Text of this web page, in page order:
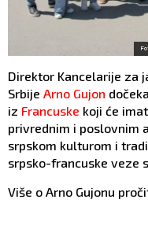
Direktor Kancelarije za
Srbije Arno Gujon
iz Francuske koji će
privrednim i poslovnim
srpskom kulturom i
srpsko-francuske veze
Više o Arno Gujonu